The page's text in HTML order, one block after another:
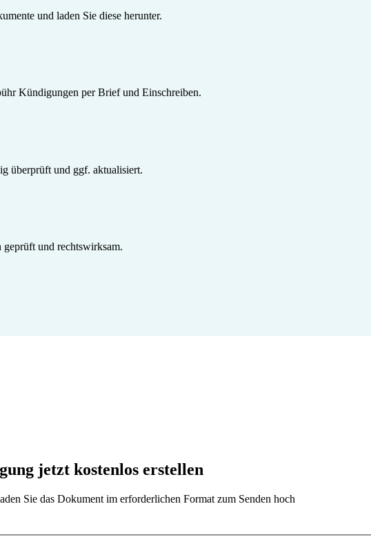
und laden Sie diese herunter.
Kündigungen per Brief und Einschreiben.
überprüft und ggf. aktualisiert.
und rechtswirksam.
jetzt kostenlos erstellen
Sie das Dokument im erforderlichen Format zum Senden hoch